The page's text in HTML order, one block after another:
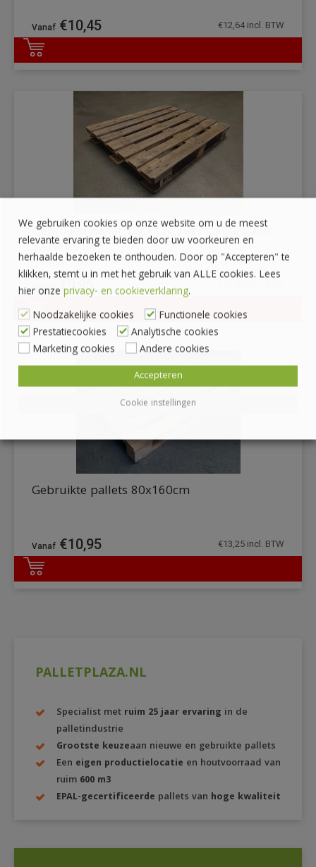
PALLETPLAZA.NL
Specialist met ruim 25 jaar ervaring in de
palletindustrie
Grootste keuzeaan nieuwe en gebruikte pallets
Een eigen productielocatie en houtvoorraad van
ruim 600 m3
EPAL-gecertificeerde pallets van hoge kwaliteit
DETAILS
€10,45 €12,64 incl. BTW
DETAILS
Gebruikte pallet 100×120 zeer sterke pallet
3 sleeplatten
€9,95
DETAILS
Gebruikte pallets 80x160cm
€10,95 €13,25 incl. BTW
We gebruiken cookies op onze website om u de meest
relevante ervaring te bieden door uw voorkeuren en
herhaalde bezoeken te onthouden. Door op "Accepteren" te
klikken, stemt u in met het gebruik van ALLE cookies. Lees
hier onze privacy- en cookieverklaring.
Noodzakelijke cookies
Functionele cookies
Prestatiecookies
Analytische cookies
Marketing cookies
Andere cookies
Cookie instellingen
Accepteren